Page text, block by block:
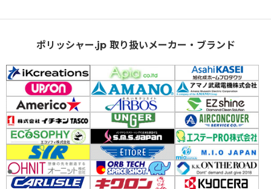
ポリッシャー.jp 取り扱いメーカー・ブランド